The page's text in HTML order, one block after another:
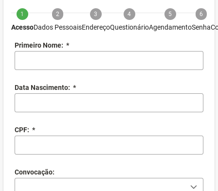
1
Acesso
2
Dados Pessoais
3
Endereço
4
Questionário
5
Agendamento
6
Senha
Primeiro Nome: *
Data Nascimento: *
CPF: *
Convocação: